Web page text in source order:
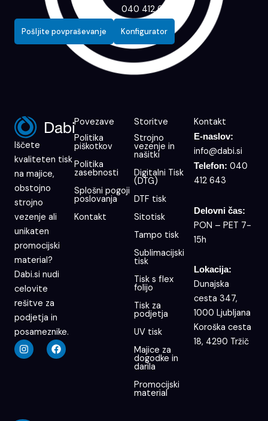
040 412 643
Pošljite povpraševanje Konfigurator
Iščete
kvaliteten tisk
na majice,
obstojno
strojno
vezenje ali
unikaten
promocijski
material?
Dabi.si nudi
celovite
rešitve za
podjetja in
posameznike.
I
n
s
F
a
c
Povezave
Politika
piškotkov
Politika
zasebnosti
Splošni pogoji
poslovanja
Kontakt
Storitve
Strojno
vezenje in
našitki
Digitalni Tisk
(DTG)
DTF tisk
Sitotisk
Tampo tisk
Sublimacijski
tisk
Tisk s flex
folijo
Tisk za
podjetja
UV tisk
Majice za
dogodke in
darila
Promocijski
material
Kontakt
E-naslov:
info@dabi.si
Telefon: 040
412 643
Delovni čas:
PON – PET 7-
15h
Lokacija:
Dunajska
cesta 347,
1000 Ljubljana
Koroška cesta
18, 4290 Tržič